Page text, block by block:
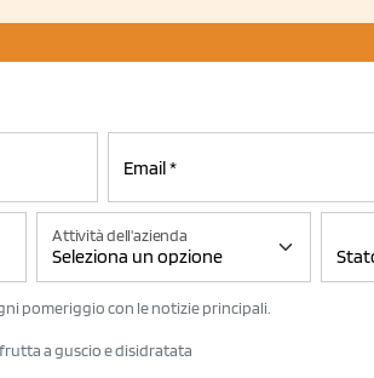
Attività dell'azienda
pomeriggio con le notizie principali.
a guscio e disidratata